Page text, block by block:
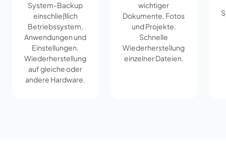
System-Backup
einschließlich
Betriebssystem,
Anwendungen und
Einstellungen.
Wiederherstellung
auf gleiche oder
andere Hardware.
wichtiger
Dokumente, Fotos
und Projekte.
Schnelle
Wiederherstellung
einzelner Dateien.